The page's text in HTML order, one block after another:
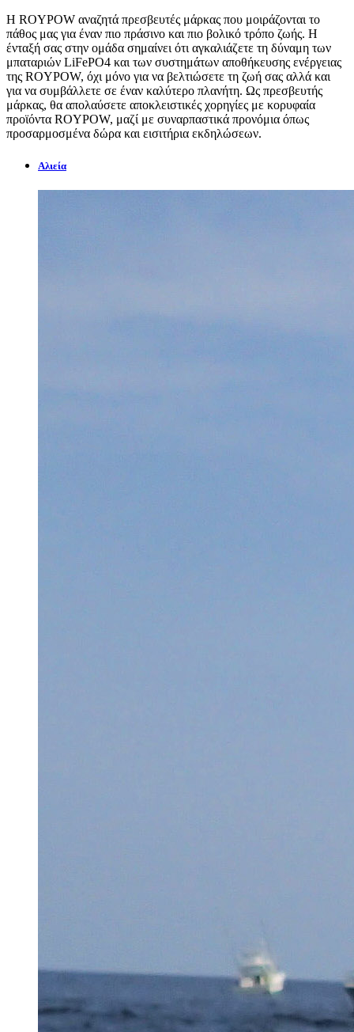
Η ROYPOW αναζητά πρεσβευτές μάρκας που μοιράζονται το
πάθος μας για έναν πιο πράσινο και πιο βολικό τρόπο ζωής. Η
ένταξή σας στην ομάδα σημαίνει ότι αγκαλιάζετε τη δύναμη των
μπαταριών LiFePO4 και των συστημάτων αποθήκευσης ενέργειας
της ROYPOW, όχι μόνο για να βελτιώσετε τη ζωή σας αλλά και
για να συμβάλλετε σε έναν καλύτερο πλανήτη. Ως πρεσβευτής
μάρκας, θα απολαύσετε αποκλειστικές χορηγίες με κορυφαία
προϊόντα ROYPOW, μαζί με συναρπαστικά προνόμια όπως
προσαρμοσμένα δώρα και εισιτήρια εκδηλώσεων.
Αλιεία